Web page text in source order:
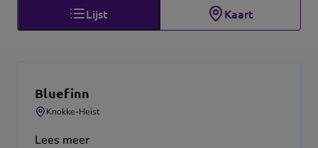
Lijst Kaart
Bluefinn
Knokke-Heist
Lees meer